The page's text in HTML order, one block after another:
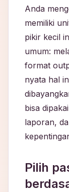
Anda
memiliki
pikir kecil
umum:
format
nyata hal
bisa
laporan,
Pilih